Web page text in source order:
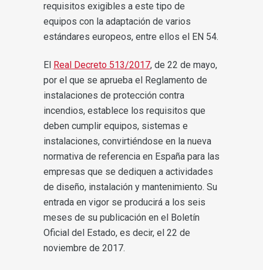
requisitos exigibles a este tipo de
equipos con la adaptación de varios
estándares europeos, entre ellos el EN 54.
El Real Decreto 513/2017, de 22 de mayo,
por el que se aprueba el Reglamento de
instalaciones de protección contra
incendios, establece los requisitos que
deben cumplir equipos, sistemas e
instalaciones, convirtiéndose en la nueva
normativa de referencia en España para las
empresas que se dediquen a actividades
de diseño, instalación y mantenimiento. Su
entrada en vigor se producirá a los seis
meses de su publicación en el Boletín
Oficial del Estado, es decir, el 22 de
noviembre de 2017.